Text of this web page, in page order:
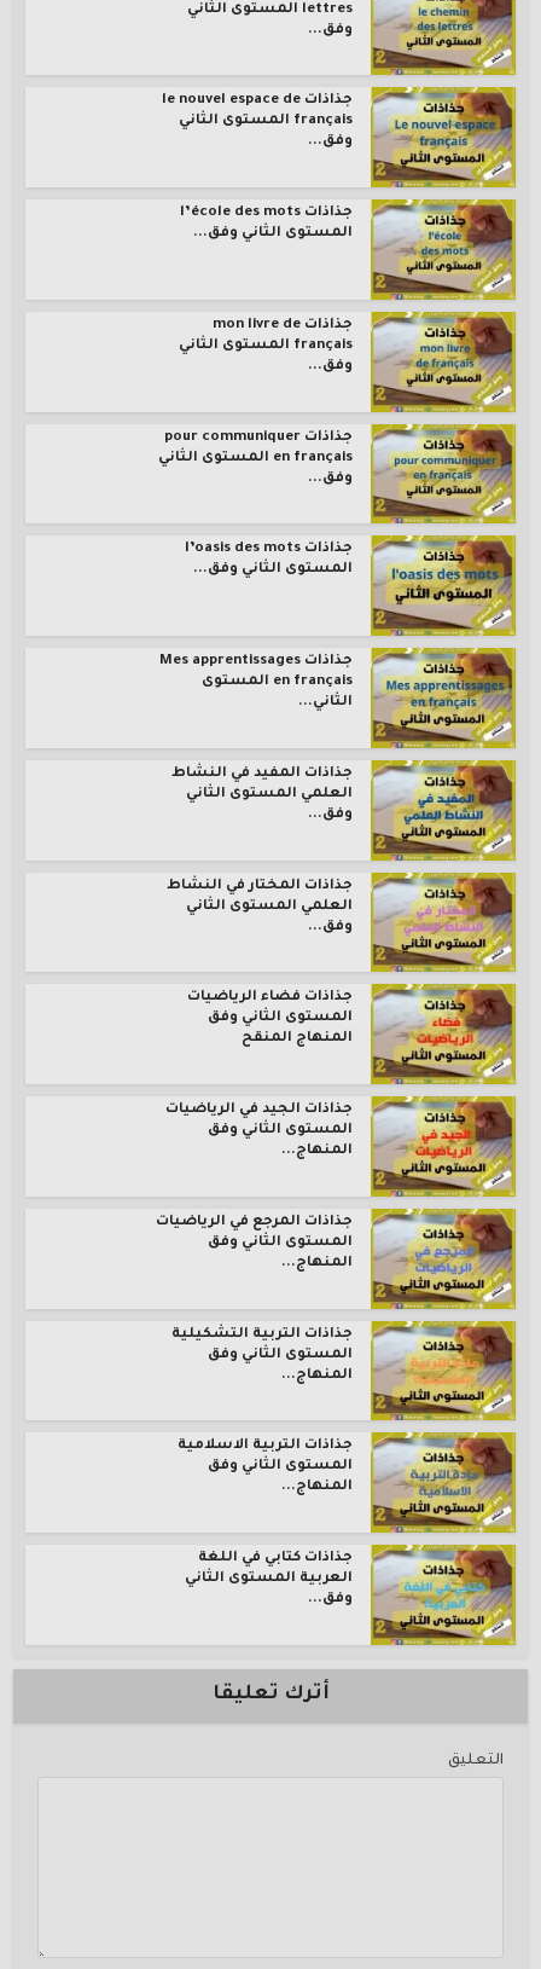
lettres المستوى الثاني
وفق...
جذاذات le nouvel espace de
français المستوى الثاني
وفق...
جذاذات l’école des mots
المستوى الثاني وفق...
جذاذات mon livre de
français المستوى الثاني
وفق...
جذاذات pour communiquer
en français المستوى الثاني
وفق...
جذاذات l’oasis des mots
المستوى الثاني وفق...
جذاذات Mes apprentissages
en français المستوى
الثاني...
جذاذات المفيد في النشاط
العلمي المستوى الثاني
وفق...
جذاذات المختار في النشاط
العلمي المستوى الثاني
وفق...
جذاذات فضاء الرياضيات
المستوى الثاني وفق
المنهاج المنقح
جذاذات الجيد في الرياضيات
المستوى الثاني وفق
المنهاج...
جذاذات المرجع في الرياضيات
المستوى الثاني وفق
المنهاج...
جذاذات التربية التشكيلية
المستوى الثاني وفق
المنهاج...
جذاذات التربية الاسلامية
المستوى الثاني وفق
المنهاج...
جذاذات كتابي في اللغة
العربية المستوى الثاني
وفق...
أترك تعليقا
التعليق